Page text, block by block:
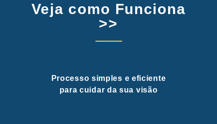
Veja como Funciona
>>
Processo simples e eficiente
para cuidar da sua visão